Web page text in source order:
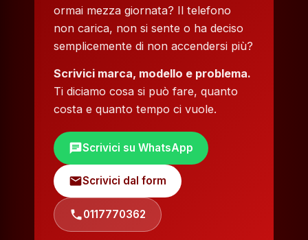
ormai mezza giornata? Il telefono
non carica, non si sente o ha deciso
semplicemente di non accendersi più?
Scrivici marca, modello e problema.
Ti diciamo cosa si può fare, quanto
costa e quanto tempo ci vuole.
chatScrivici su WhatsApp
mailScrivici dal form
phone0117770362